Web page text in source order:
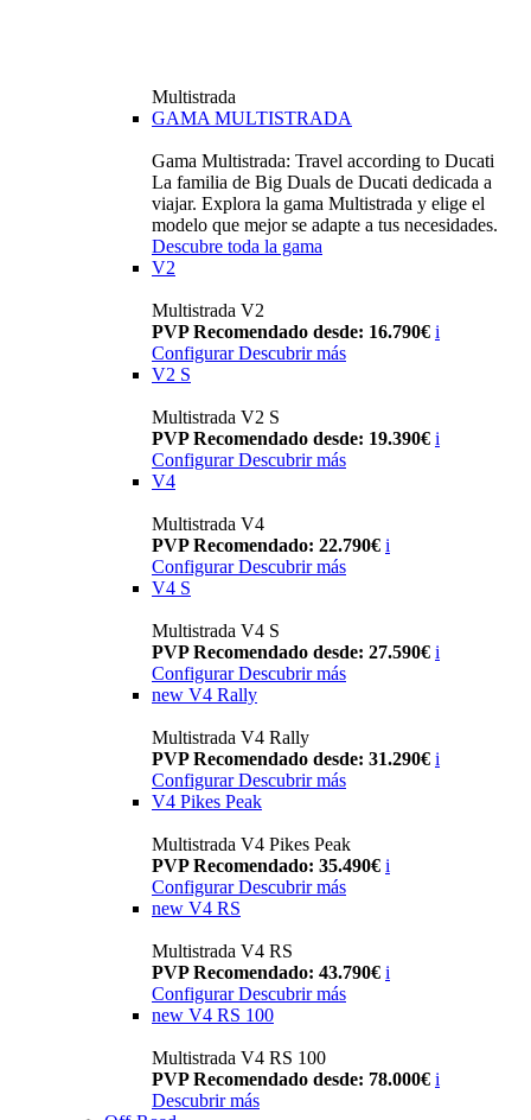
Multistrada
GAMA MULTISTRADA
Gama Multistrada: Travel according to Ducati
La familia de Big Duals de Ducati dedicada a
viajar. Explora la gama Multistrada y elige el
modelo que mejor se adapte a tus necesidades.
Descubre toda la gama
V2
Multistrada V2
PVP Recomendado desde: 16.790€ i
Configurar Descubrir más
V2 S
Multistrada V2 S
PVP Recomendado desde: 19.390€ i
Configurar Descubrir más
V4
Multistrada V4
PVP Recomendado: 22.790€ i
Configurar Descubrir más
V4 S
Multistrada V4 S
PVP Recomendado desde: 27.590€ i
Configurar Descubrir más
new V4 Rally
Multistrada V4 Rally
PVP Recomendado desde: 31.290€ i
Configurar Descubrir más
V4 Pikes Peak
Multistrada V4 Pikes Peak
PVP Recomendado: 35.490€ i
Configurar Descubrir más
new V4 RS
Multistrada V4 RS
PVP Recomendado: 43.790€ i
ConfigurarDescubrir más
new V4 RS 100
Multistrada V4 RS 100
PVP Recomendado desde: 78.000€ i
Descubrir más